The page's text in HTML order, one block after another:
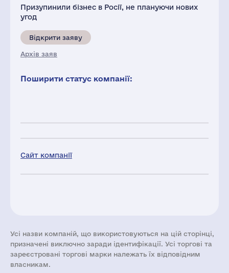
Сайт компанії
Призупинили бізнес в Росії, не плануючи нових
угод
Відкрити заяву
Архів заяв
Поширити статус компанії:
Усі назви компаній, що використовуються на цій сторінці,
призначені виключно заради ідентифікації. Усі торгові та
зареєстровані торгові марки належать їх відповідним
власникам.